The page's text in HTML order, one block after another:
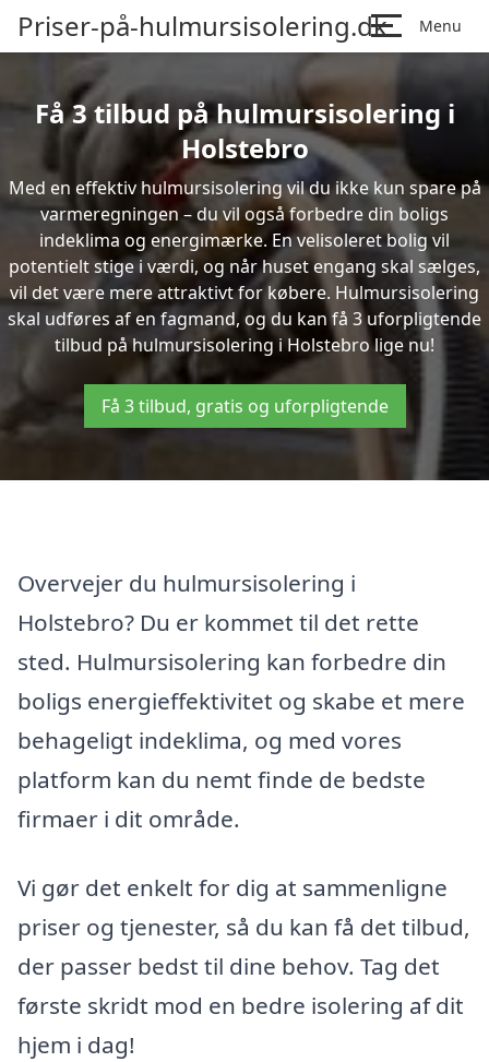
Priser-på-hulmursisolering.dk Menu
Få 3 tilbud på hulmursisolering i
Holstebro
Med en effektiv hulmursisolering vil du ikke kun spare på
varmeregningen – du vil også forbedre din boligs
indeklima og energimærke. En velisoleret bolig vil
potentielt stige i værdi, og når huset engang skal sælges,
vil det være mere attraktivt for købere. Hulmursisolering
skal udføres af en fagmand, og du kan få 3 uforpligtende
tilbud på hulmursisolering i Holstebro lige nu!
Få 3 tilbud, gratis og uforpligtende
Overvejer du hulmursisolering i
Holstebro? Du er kommet til det rette
sted. Hulmursisolering kan forbedre din
boligs energieffektivitet og skabe et mere
behageligt indeklima, og med vores
platform kan du nemt finde de bedste
firmaer i dit område.
Vi gør det enkelt for dig at sammenligne
priser og tjenester, så du kan få det tilbud,
der passer bedst til dine behov. Tag det
første skridt mod en bedre isolering af dit
hjem i dag!